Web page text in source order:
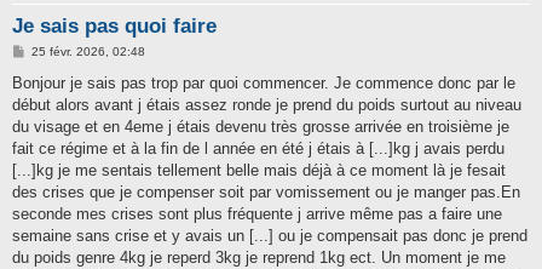
Je sais pas quoi faire
M
s
a
g
25 févr. 2026, 02:48
Bonjour je sais pas trop par quoi commencer. Je commence donc par le
début alors avant j étais assez ronde je prend du poids surtout au niveau
du visage et en 4eme j étais devenu très grosse arrivée en troisième je
fait ce régime et à la fin de l année en été j étais à [...]kg j avais perdu
[...]kg je me sentais tellement belle mais déjà à ce moment là je fesait
des crises que je compenser soit par vomissement ou je manger pas.En
seconde mes crises sont plus fréquente j arrive même pas a faire une
semaine sans crise et y avais un [...] ou je compensait pas donc je prend
du poids genre 4kg je reperd 3kg je reprend 1kg ect. Un moment je me